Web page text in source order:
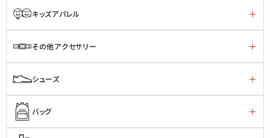
キッズアパレル
その他アクセサリー
シューズ
バッグ